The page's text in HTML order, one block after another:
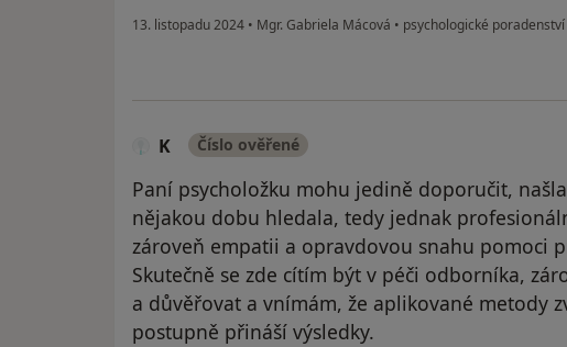
13. listopadu 2024 • Mgr. Gabriela Mácová • psychologické poradenství
K Číslo ověřené
Paní psycholožku mohu jedině doporučit,
nějakou dobu hledala, tedy jednak
zároveň empatii a opravdovou snahu pomoci
Skutečně se zde cítím být v péči odborníka,
a důvěřovat a vnímám, že aplikované metody
postupně přináší výsledky.